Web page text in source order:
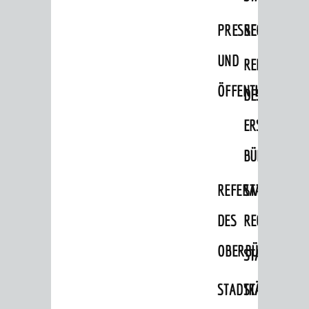
PRESSE-
UND REFERAT
DES
ERSTEN
REFERAT
DES
STABSSTELLE
RECHT
STADTKÄMMEREI
Vermiete doch an deine Stadt